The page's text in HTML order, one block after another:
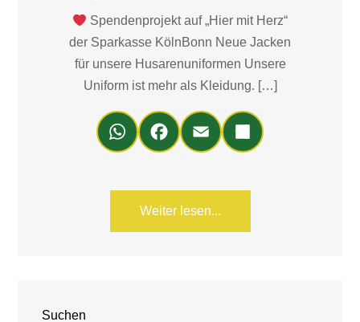
Spendenprojekt auf „Hier mit Herz“
der Sparkasse KölnBonn Neue Jacken
für unsere Husarenuniformen Unsere
Uniform ist mehr als Kleidung. […]
Wh
ats
Fa
ce
ok
Em
ail
Teil
en
Weiter lesen...
Suchen